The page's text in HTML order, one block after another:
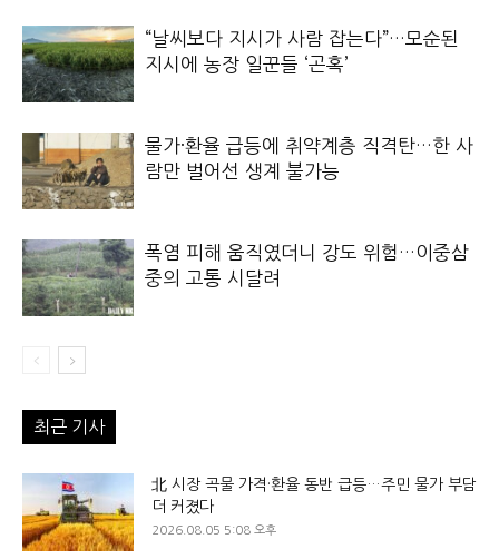
“날씨보다 지시가 사람 잡는다”…모순된
지시에 농장 일꾼들 ‘곤혹’
물가·환율 급등에 취약계층 직격탄…한 사
람만 벌어선 생계 불가능
폭염 피해 움직였더니 강도 위험…이중삼
중의 고통 시달려
최근 기사
北 시장 곡물 가격·환율 동반 급등…주민 물가 부담
더 커졌다
2026.08.05 5:08 오후